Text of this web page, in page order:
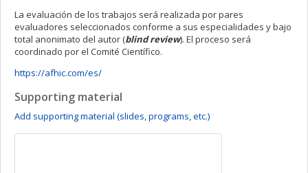
La evaluación de los trabajos será realizada por pares
evaluadores seleccionados conforme a sus especialidades y bajo
total anonimato del autor (blind review). El proceso será
coordinado por el Comité Científico.
https://afhic.com/es/
Supporting material
Add supporting material (slides, programs, etc.)